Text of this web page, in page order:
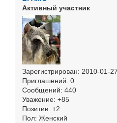
Активный участник
Зарегистрирован: 2010-01-27
Приглашений: 0
Сообщений: 440
Уважение: +85
Позитив: +2
Пол: Женский